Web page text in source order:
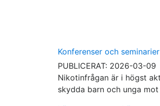
Konferenser och seminarier
PUBLICERAT: 2026-03-09
Nikotinfrågan är i högst
skydda barn och unga